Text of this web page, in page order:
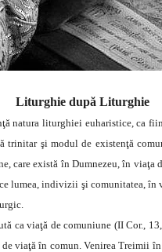
Liturghie după Liturghie
natura liturghiei euharistice, ca
trinitar şi modul de existenţă
care există în Dumnezeu, în
lumea, indivizii şi comunitatea,
ca viaţă de comuniune (II Cor.,
viaţă în comun. Venirea Treimii